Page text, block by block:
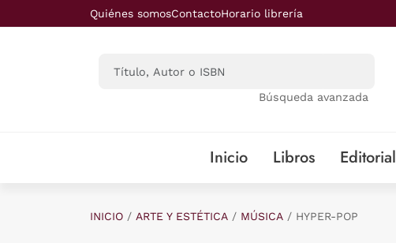
Saltar al contenido principal
Quiénes somosContactoHorario librería
Búsqueda avanzada
Inicio Libros Editorial
INICIO ARTE Y ESTÉTICA MÚSICA HYPER-POP